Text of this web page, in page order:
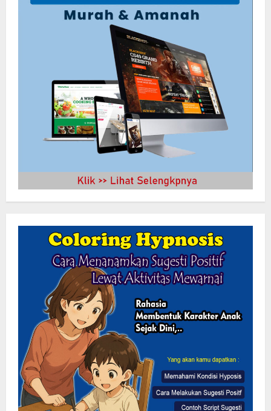
Pemkab Sukabumi Rekontruksi Ruas
Jalan Cibeureum- Goalpara Di Kerjakan